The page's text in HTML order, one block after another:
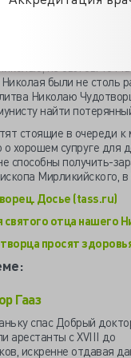
начались
недугами,
мучимого телесной
не был бы
были не столь
Николаю
найти
стоящие в очереди
о хорошем супруге для
способны получить-
Мирликийского,
Досье (tass.ru)
отца нашего
просят
Гааз
спас Добрый
арестанты с XVIII до
искренне отдавая